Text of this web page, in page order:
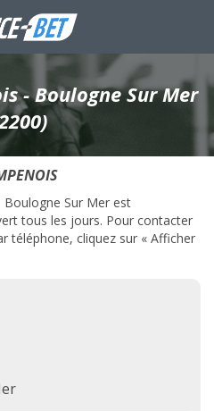
- Boulogne Sur Mer
Boulogne Sur Mer est
tous les jours. Pour contacter
téléphone, cliquez sur « Afficher